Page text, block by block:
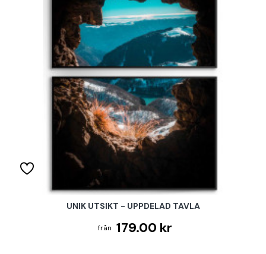
UNIK UTSIKT - UPPDELAD TAVLA
179.00 kr